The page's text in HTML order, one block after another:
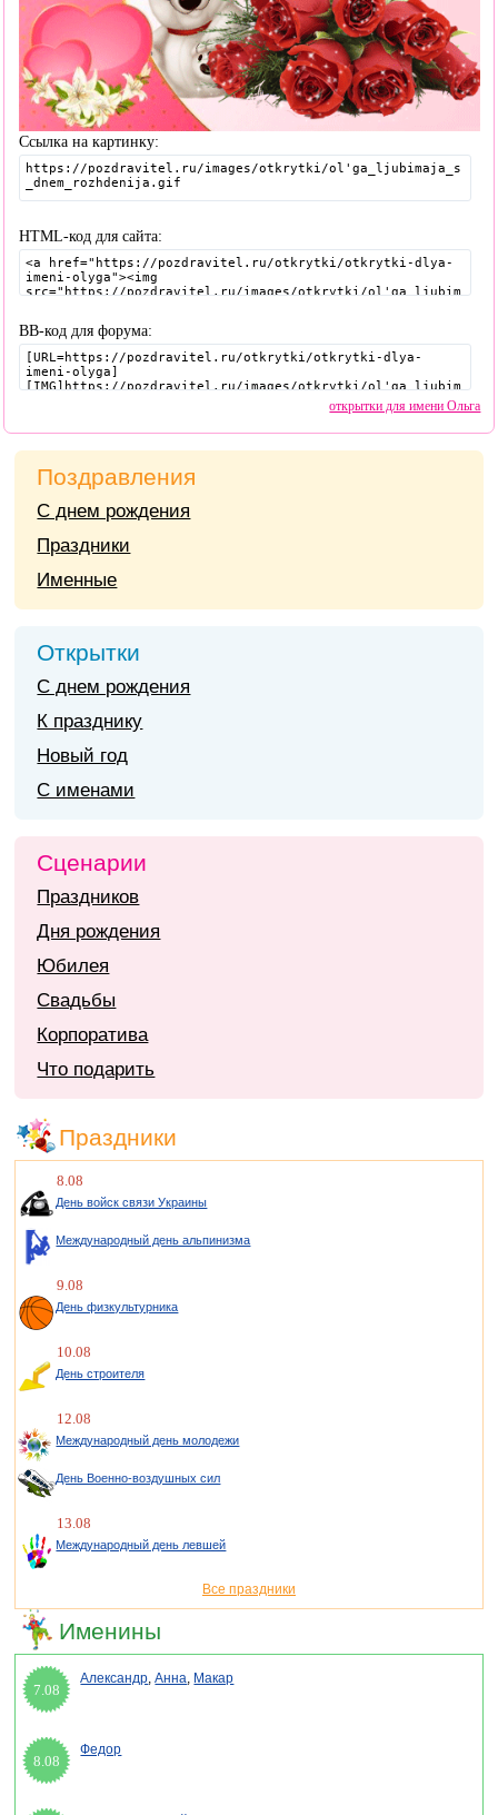
Ссылка на картинку:
HTML-код для сайта:
BB-код для форума:
открытки для имени Ольга
Поздравления
С днем рождения
Праздники
Именные
Открытки
С днем рождения
К празднику
Новый год
С именами
Сценарии
Праздников
Дня рождения
Юбилея
Свадьбы
Корпоратива
Что подарить
Праздники
8.08
День войск связи Украины
Международный день альпинизма
9.08
День физкультурника
10.08
День строителя
12.08
Международный день молодежи
День Военно-воздушных сил
13.08
Международный день левшей
Все праздники
Именины
7.08
Александр,Анна, Макар
8.08
Федор